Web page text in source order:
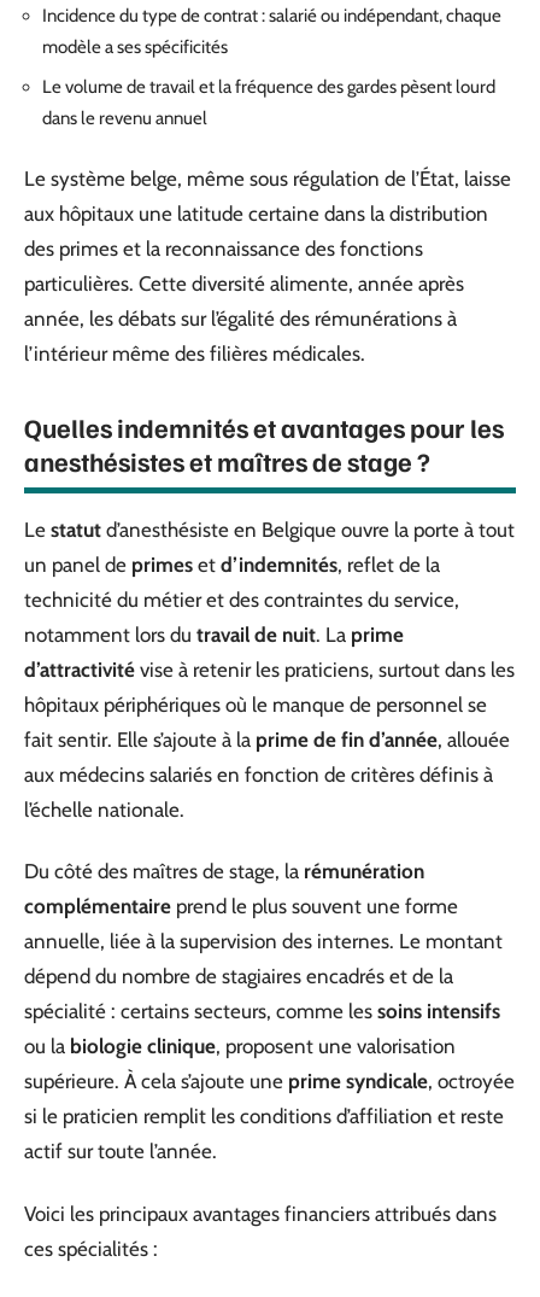
Incidence du type de contrat : salarié ou indépendant, chaque
modèle a ses spécificités
Le volume de travail et la fréquence des gardes pèsent lourd
dans le revenu annuel
Le système belge, même sous régulation de l’État, laisse
aux hôpitaux une latitude certaine dans la distribution
des primes et la reconnaissance des fonctions
particulières. Cette diversité alimente, année après
année, les débats sur l’égalité des rémunérations à
l’intérieur même des filières médicales.
Quelles indemnités et avantages pour les
anesthésistes et maîtres de stage ?
Le statut d’anesthésiste en Belgique ouvre la porte à tout
un panel de primes et d’indemnités, reflet de la
technicité du métier et des contraintes du service,
notamment lors du travail de nuit. La prime
d’attractivité vise à retenir les praticiens, surtout dans les
hôpitaux périphériques où le manque de personnel se
fait sentir. Elle s’ajoute à la prime de fin d’année, allouée
aux médecins salariés en fonction de critères définis à
l’échelle nationale.
Du côté des maîtres de stage, la rémunération
complémentaire prend le plus souvent une forme
annuelle, liée à la supervision des internes. Le montant
dépend du nombre de stagiaires encadrés et de la
spécialité : certains secteurs, comme les soins intensifs
ou la biologie clinique, proposent une valorisation
supérieure. À cela s’ajoute une prime syndicale, octroyée
si le praticien remplit les conditions d’affiliation et reste
actif sur toute l’année.
Voici les principaux avantages financiers attribués dans
ces spécialités :